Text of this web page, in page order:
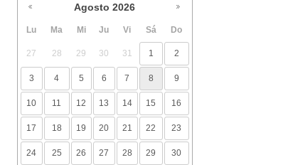
Agosto 2026
Lu Ma Mi Ju Vi Sá Do
27 28 29 30 31 1 2
3 4 5 6 7 8 9
10 11 12 13 14 15 16
17 18 19 20 21 22 23
24 25 26 27 28 29 30